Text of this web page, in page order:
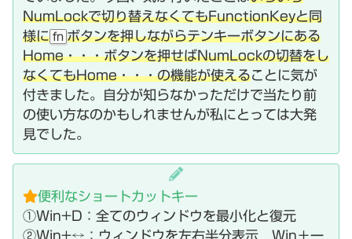
NumLockで切り替えなくてもFunctionKeyと同
様に fn ボタンを押しながらテンキーボタンにある
Home・・・ボタンを押せばNumLockの切替をし
なくてもHome・・・の機能が使えることに気が
付きました。自分が知らなかっただけで当たり前
の使い方なのかもしれませんが私にとっては大発
見でした。
便利なショートカットキー
①Win+D：全てのウィンドウを最小化と復元
②Win+↔：ウィンドウを左右半分表示 Win＋一